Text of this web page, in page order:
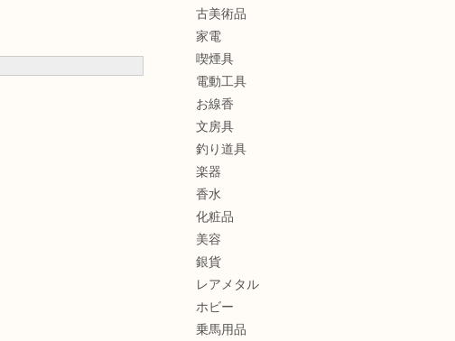
古美術品
家電
喫煙具
電動工具
お線香
文房具
釣り道具
楽器
香水
化粧品
美容
銀貨
レアメタル
ホビー
乗馬用品